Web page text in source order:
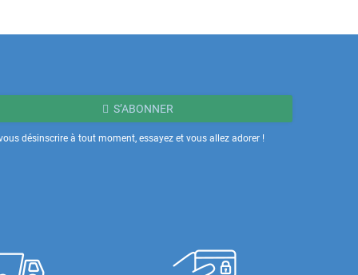
S’ABONNER
désinscrire à tout moment, essayez et vous allez adorer !